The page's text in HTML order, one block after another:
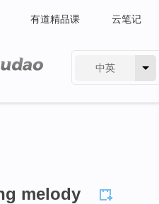
有道精品课 云笔记
中英
melody